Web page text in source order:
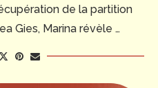
de la partition
Gies, Marina révèle …